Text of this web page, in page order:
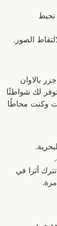
الصور.
بالاوان
لك شواطئًا
وكنت محاطًا
أثرا في